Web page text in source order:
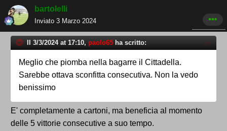
bartolelli
Inviato 3 Marzo 2024
Il 3/3/2024 at 17:10, paolo65 ha scritto:
Meglio che piomba nella bagarre il Cittadella.
Sarebbe ottava sconfitta consecutiva. Non la vedo
benissimo
E' completamente a cartoni, ma beneficia al momento
delle 5 vittorie consecutive a suo tempo.